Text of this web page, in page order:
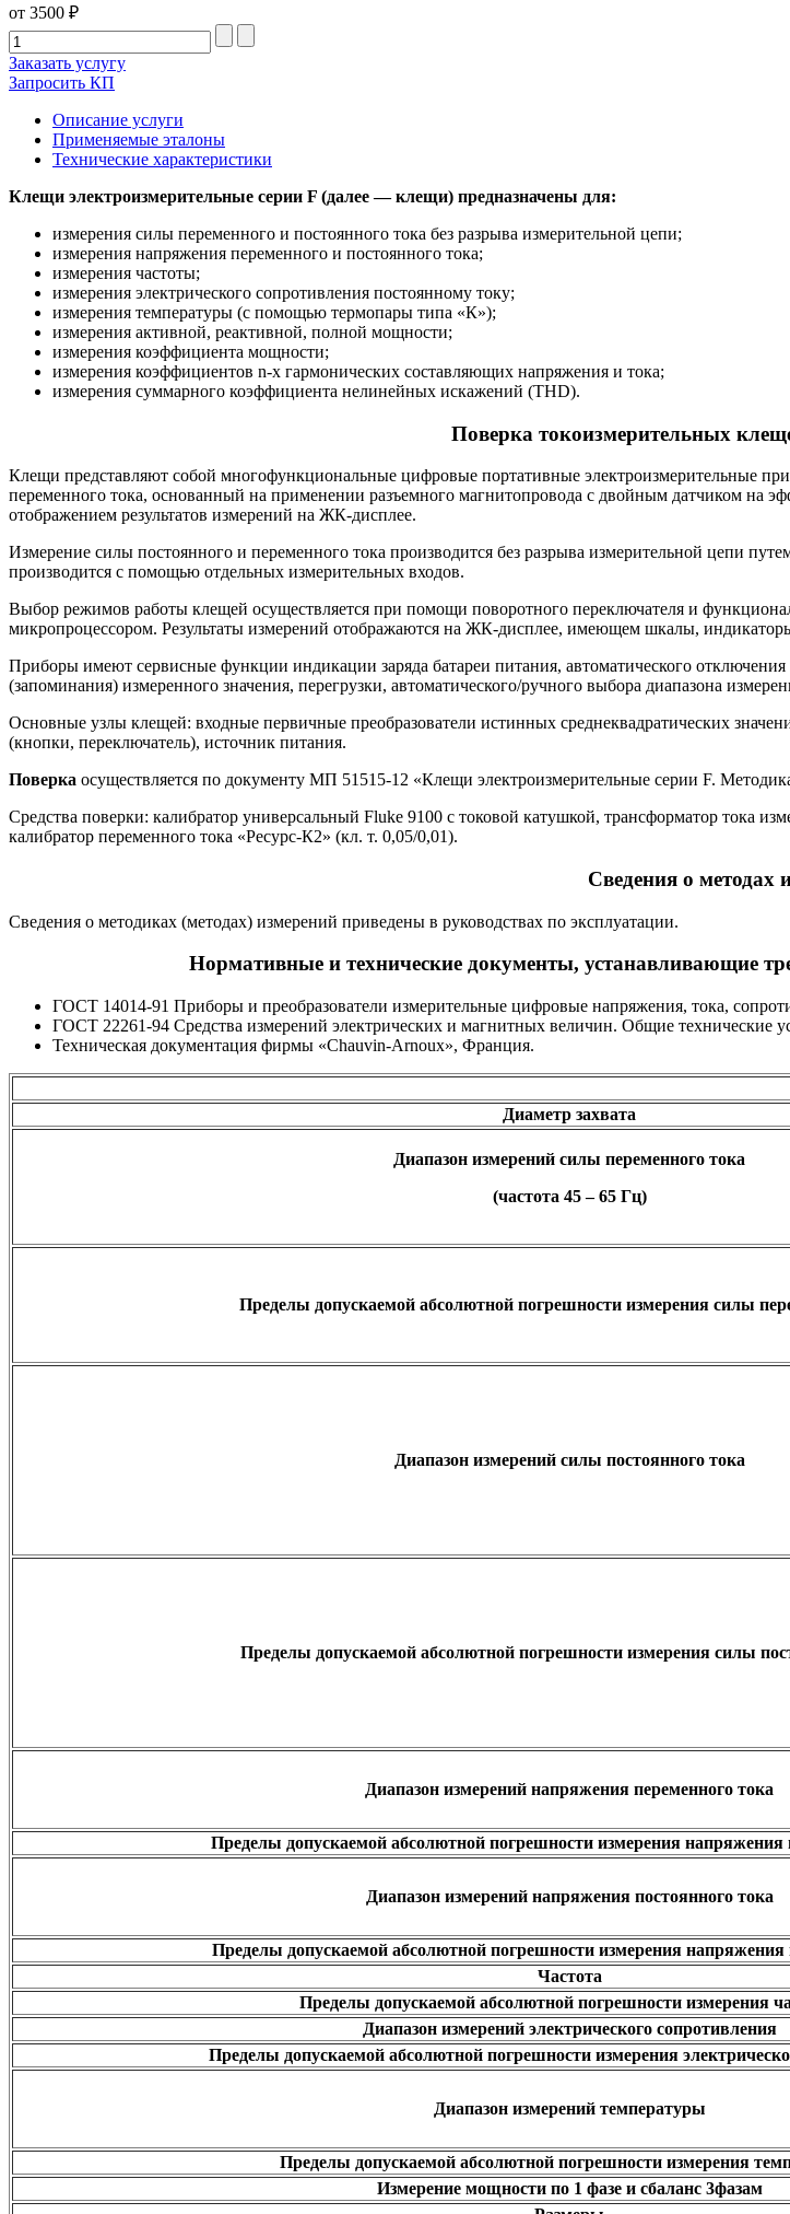
от 3500 ₽
Заказать услугу
Запросить КП
Описание услуги
Применяемые эталоны
Технические характеристики
Клещи электроизмерительные серии F (далее — клещи) предназначены для:
измерения силы переменного и постоянного тока без разрыва измерительной цепи;
измерения напряжения переменного и постоянного тока;
измерения частоты;
измерения электрического сопротивления постоянному току;
измерения температуры (с помощью термопары типа «К»);
измерения активной, реактивной, полной мощности;
измерения коэффициента мощности;
измерения коэффициентов n-х гармонических составляющих напряжения и тока;
измерения суммарного коэффициента нелинейных искажений (THD).
Поверка токоизмерительных
Клещи представляют собой многофункциональные цифровые портативные электроизмерительные
переменного тока, основанный на применении разъемного магнитопровода с двойным датчиком на
отображением результатов измерений на ЖК-дисплее.
Измерение силы постоянного и переменного тока производится без разрыва измерительной цепи
производится с помощью отдельных измерительных входов.
Выбор режимов работы клещей осуществляется при помощи поворотного переключателя и
микропроцессором. Результаты измерений отображаются на ЖК-дисплее, имеющем шкалы,
Приборы имеют сервисные функции индикации заряда батареи питания, автоматического
(запоминания) измеренного значения, перегрузки, автоматического/ручного выбора диапазона
Основные узлы клещей: входные первичные преобразователи истинных среднеквадратических
(кнопки, переключатель), источник питания.
Поверка осуществляется по документу МП 51515-12 «Клещи электроизмерительные серии F.
Средства поверки: калибратор универсальный Fluke 9100 с токовой катушкой, трансформатор тока
калибратор переменного тока «Ресурс-К2» (кл. т. 0,05/0,01).
Сведения о методах
Сведения о методиках (методах) измерений приведены в руководствах по эксплуатации.
Нормативные и технические документы, устанавливающие
ГОСТ 14014-91 Приборы и преобразователи измерительные цифровые напряжения, тока,
ГОСТ 22261-94 Средства измерений электрических и магнитных величин. Общие технические
Техническая документация фирмы «Chauvin-Arnoux», Франция.
Диаметр захвата
Диапазон измерений силы переменного тока
(частота 45 – 65 Гц)
Пределы допускаемой абсолютной погрешности измерения силы
Диапазон измерений силы постоянного тока
Пределы допускаемой абсолютной погрешности измерения силы
Диапазон измерений напряжения переменного тока
Пределы допускаемой абсолютной погрешности измерения напряжения
Диапазон измерений напряжения постоянного тока
Пределы допускаемой абсолютной погрешности измерения напряжения
Частота
Пределы допускаемой абсолютной погрешности измерения
Диапазон измерений электрического сопротивления
Пределы допускаемой абсолютной погрешности измерения
Диапазон измерений температуры
Пределы допускаемой абсолютной погрешности измерения
Измерение мощности по 1 фазе и сбаланс 3фазам